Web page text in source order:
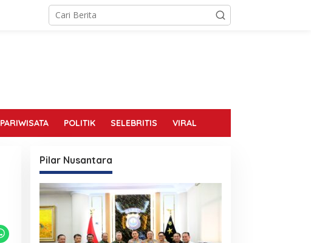
PARIWISATA POLITIK SELEBRITIS VIRAL
Pilar Nusantara